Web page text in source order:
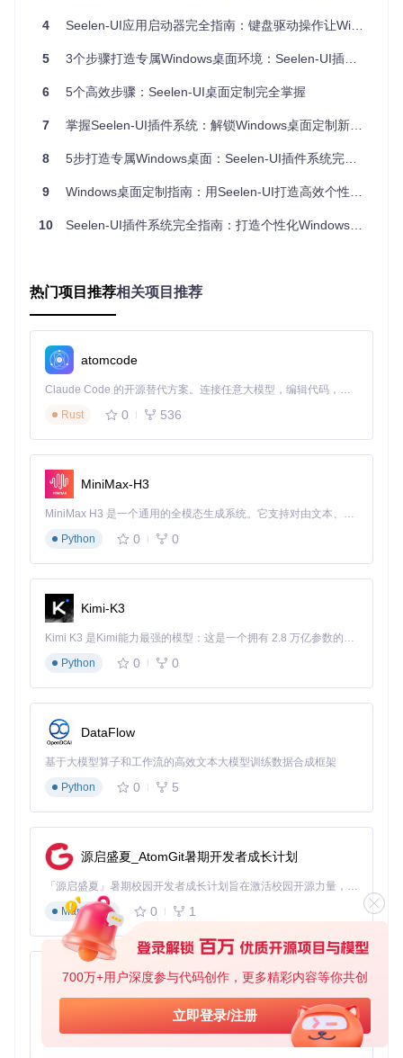
700万+用户深度参与代码创作，更多精彩内容等你共创
立即登录/注册
Seelen-UI启动器的核心优势在于其"预测式交互"设计。当用户
使用频率优先排列Visual Studio Code，同时提供相关开发工
访问路径缩短80%。
多窗口管理是另一大亮点。通过启动器的"窗口切换"模式，用
户可以在不同应用的多个窗口间快速定位，配合Alt+数字键直
接跳转，实现"零鼠标操作流"的高效体验。
场景化应用：如何在实际工作流中应用？
开发工作流优化
oj"即可列出所有开发项目，选择后自动启动相关编辑器、终端
和文档。这种一键式环境搭建，将项目切换时间从5分钟缩短
至15秒。
内容创作场景
设计师可以通过自定义分类，将Photoshop、Illustrator等创作
工具归类为"创意套件"，输入"c"即可快速访问。配合启动器的
参数传递功能，甚至可以直接打开最近编辑的文件，实现创作
流程的无缝衔接。
系统管理任务
对于系统管理员，启动器提供了命令行快速访问功能。输入"c
md"不仅能启动命令提示符，还能直接执行预设命令如"cmd:ip
config"或"powershell:diskcleanup"，将系统管理操作简化为关
键词输入。
深度定制：如何打造专属启动体验？
配置架构概览
Seelen-UI启动器的定制系统采用模块化设计，主要包含三个
配置体系
├── 核心设置层（应用行为）
│   ├── 搜索规则配置
│   ├── 快捷键映射
│   └── 启动策略
│   └── 布局定义
└── 扩展功能层（高级特性）
    ├── 插件系统
    ├── 命令别名
性能调优指南
⚡ 启动速度优化：通过编辑应用扫描配置文件，排除系统目录
设置扫描白名单，仅包含Program Files和用户应用目录
4 Seelen-UI应用启动器完全指南：键盘驱动操作让Windows效率提升40%
5 3个步骤打造专属Windows桌面环境：Seelen-UI插件系统深度指南
6 5个高效步骤：Seelen-UI桌面定制完全掌握
7 掌握Seelen-UI插件系统：解锁Windows桌面定制新体验
8 5步打造专属Windows桌面：Seelen-UI插件系统完全指南
9 Windows桌面定制指南：用Seelen-UI打造高效个性化工作流
10 Seelen-UI插件系统完全指南：打造个性化Windows桌面体验
热门项目推荐相关项目推荐
atomcode
Claude Code 的开源替代方案。连接任意大模型，编辑代码，运行命令，自动验证 — 全自动执行。用 Rust 构建，极致性能。 ｜ An open-source alternative to Claude Code. Connect any LLM, edit code, run commands, and verify changes — autonomously. Built in Rust for speed. Get Started
Rust
0 536
MiniMax-H3
MiniMax H3 是一个通用的全模态生成系统。它支持对由文本、图像、视频和音频组成的多模态上下文进行统一理解，并能生成分辨率高达 2K、时长可达 15 秒的带原生立体声音频的视频。得益于面向任务泛化的系统设计，H3 在预训练阶段就已具备广泛的多模态上下文理解与生成能力，能够出色地执行复杂的多模态指令。
Python
0 0
Kimi-K3
Kimi K3 是Kimi能力最强的模型：这是一个拥有 2.8 万亿参数的混合专家（MoE）模型，具备原生视觉理解能力，并支持 100 万 token 的上下文窗口。
Python
0 0
DataFlow
基于大模型算子和工作流的高效文本大模型训练数据合成框架
Python
0 5
源启盛夏_AtomGit暑期开发者成长计划
「源启盛夏」暑期校园开发者成长计划旨在激活校园开源力量，通过积分激励、认证扶持、资源倾斜等形式，引导高校组织和开发者完成「入驻 — 建项目 — 做贡献 — 获认证 — 得资源」的完整闭环。无论你是想带领社团入驻平台的组织者，还是希望用代码贡献证明自己的开发者，都能在这里找到属于你的成长路径。
Markdown
0 1
py-xiaozhi
基于Python的Xiaozhi AI，适用于想要完整Xiaozhi体验而无需拥有专用硬件的用户。
Python
0 1